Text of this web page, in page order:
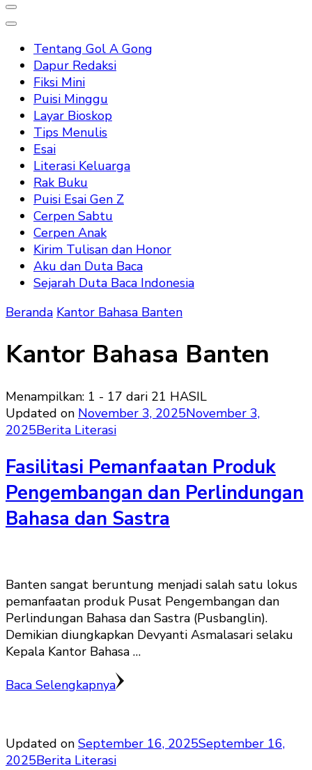
Tentang Gol A Gong
Dapur Redaksi
Fiksi Mini
Puisi Minggu
Layar Bioskop
Tips Menulis
Esai
Literasi Keluarga
Rak Buku
Puisi Esai Gen Z
Cerpen Sabtu
Cerpen Anak
Kirim Tulisan dan Honor
Aku dan Duta Baca
Sejarah Duta Baca Indonesia
Beranda Kantor Bahasa Banten
Kantor Bahasa Banten
Menampilkan: 1 - 17 dari 21 HASIL
Updated on November 3, 2025November 3,
2025Berita Literasi
Fasilitasi Pemanfaatan Produk
Pengembangan dan Perlindungan
Bahasa dan Sastra
Banten sangat beruntung menjadi salah satu lokus
pemanfaatan produk Pusat Pengembangan dan
Perlindungan Bahasa dan Sastra (Pusbanglin).
Demikian diungkapkan Devyanti Asmalasari selaku
Kepala Kantor Bahasa …
Baca Selengkapnya
Updated on September 16, 2025September 16,
2025Berita Literasi